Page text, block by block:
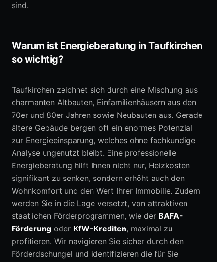
sind.
Warum ist Energieberatung in Taufkirchen
so wichtig?
Taufkirchen zeichnet sich durch eine Mischung aus
charmanten Altbauten, Einfamilienhäusern aus den
70er und 80er Jahren sowie Neubauten aus. Gerade
ältere Gebäude bergen oft ein enormes Potenzial
zur Energieeinsparung, welches ohne fachkundige
Analyse ungenutzt bleibt. Eine professionelle
Energieberatung hilft Ihnen nicht nur, Heizkosten
signifikant zu senken, sondern erhöht auch den
Wohnkomfort und den Wert Ihrer Immobilie. Zudem
werden Sie in die Lage versetzt, von attraktiven
staatlichen Förderprogrammen, wie der BAFA-
Förderung oder KfW-Krediten, maximal zu
profitieren. Wir navigieren Sie sicher durch den
Förderdschungel und identifizieren die für Sie